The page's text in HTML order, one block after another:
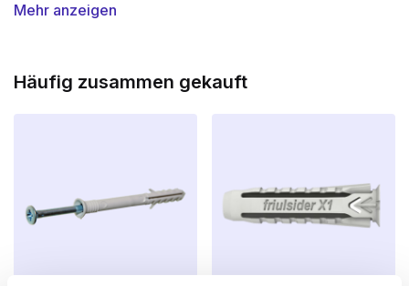
Mit demREX® QX4 Bohrhammer
abgewinkelt und sorgen für eine100%ige
widerstandsfähig gegen hohe Belastungen und
Temperaturen – ein entscheidender Vorteil gegenüber
Die vier tiefen Spiralnuten im Bohrer sind perfekt auf
Mehr anzeigen
Häufig zusammen gekauft